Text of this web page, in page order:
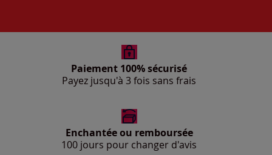
Paiement 100% sécurisé
Payez jusqu'à 3 fois sans frais
Enchantée ou remboursée
100 jours pour changer d'avis